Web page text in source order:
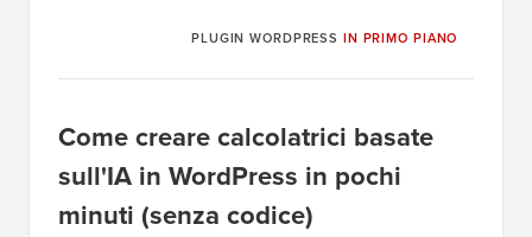
PLUGIN WORDPRESS IN PRIMO PIANO
Come creare calcolatrici basate
sull'IA in WordPress in pochi
minuti (senza codice)